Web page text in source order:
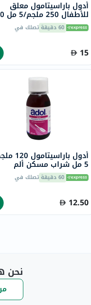
أدول باراسيتامول معلق
مل 60 دقيقة تصلك في
15
أدول
5 مل شراب مسكن ألم
وخافض حرارة 100 مل
60 دقيقة تصلك في
12.50
نحن